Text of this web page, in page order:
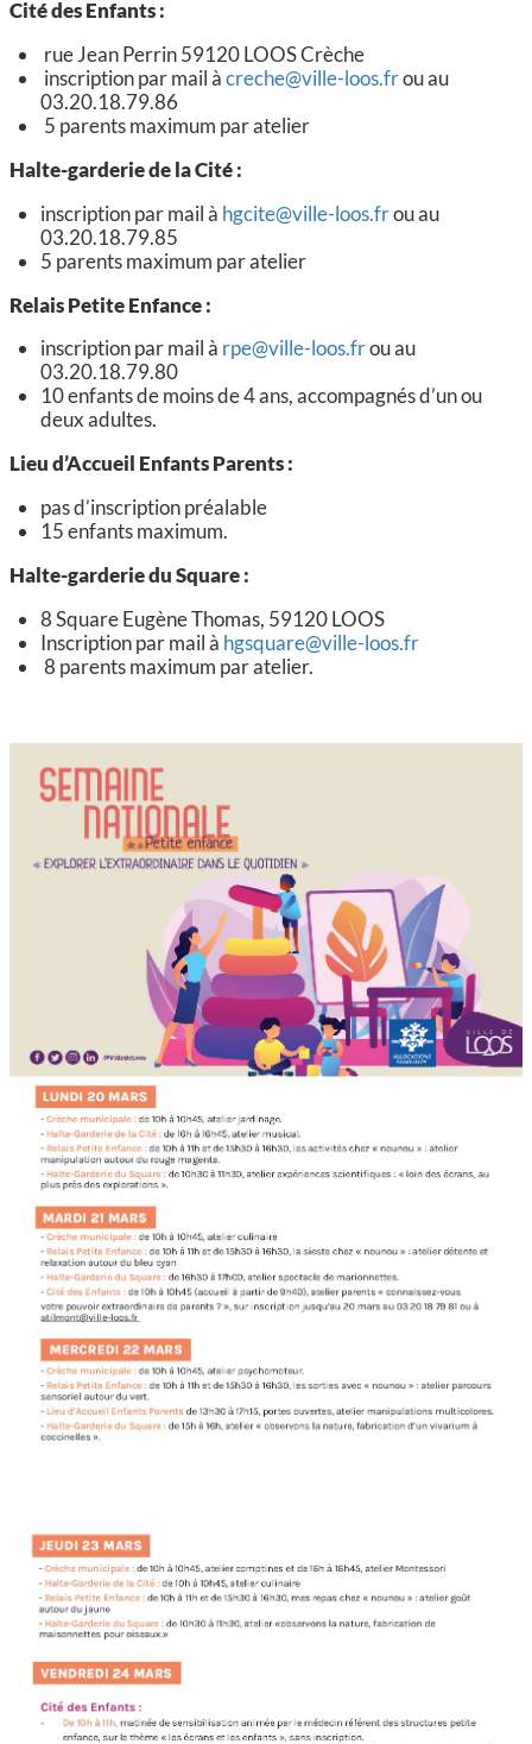
Cité des Enfants :
rue Jean Perrin 59120 LOOS Crèche
inscription par mail àcreche@ville-loos.frou au
03.20.18.79.86
5 parents maximum par atelier
Halte-garderie de la Cité :
inscription par mail à hgcite@ville-loos.frou au
03.20.18.79.85
5 parents maximum par atelier
Relais Petite Enfance :
inscription par mail à rpe@ville-loos.frou au
03.20.18.79.80
10 enfants de moins de 4 ans, accompagnés d’un ou
deux adultes.
Lieu d’Accueil Enfants Parents :
pas d’inscription préalable
15 enfants maximum.
Halte-garderie du Square :
8 Square Eugène Thomas, 59120 LOOS
Inscription par mail à hgsquare@ville-loos.fr
8 parents maximum par atelier.